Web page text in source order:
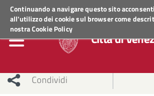
Continuando a navigare questo sito acconsenti
all'utilizzo dei cookie sul browser come
nostraCookie Policy
Regione VenetoACCEDI AI SERVIZI
Città di
Condividi